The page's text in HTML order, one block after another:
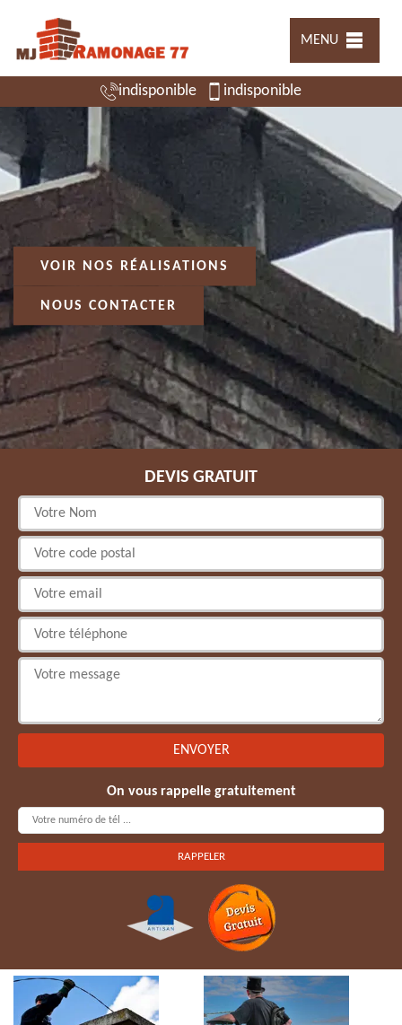
MENU
indisponible indisponible
VOIR NOS RÉALISATIONS
NOUS CONTACTER
DEVIS GRATUIT
On vous rappelle gratuitement